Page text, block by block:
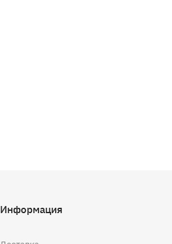
Информация